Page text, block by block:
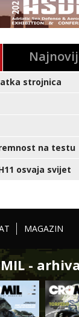
strojnica
na testu
osvaja svijet
MAGAZIN
- arhiva